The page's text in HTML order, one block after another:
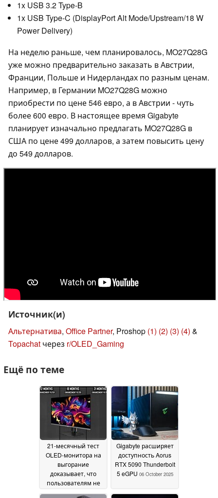
1x USB 3.2 Type-B
1x USB Type-C (DisplayPort Alt Mode/Upstream/18 W
Power Delivery)
На неделю раньше, чем планировалось, MO27Q28G
уже можно предварительно заказать в Австрии,
Франции, Польше и Нидерландах по разным ценам.
Например, в Германии MO27Q28G можно
приобрести по цене 546 евро, а в Австрии - чуть
более 600 евро. В настоящее время Gigabyte
планирует изначально предлагать MO27Q28G в
США по цене 499 долларов, а затем повысить цену
до 549 долларов.
Источник(и)
Альтернатива, Office Partner, Proshop (1) (2) (3) (4) &
Topachat через r/OLED_Gaming
Ещё по теме
21-месячный тест
OLED-монитора на
выгорание
доказывает, что
пользователям не
Gigabyte расширяет
доступность Aorus
RTX 5090 Thunderbolt
5 eGPU 06 October 2025